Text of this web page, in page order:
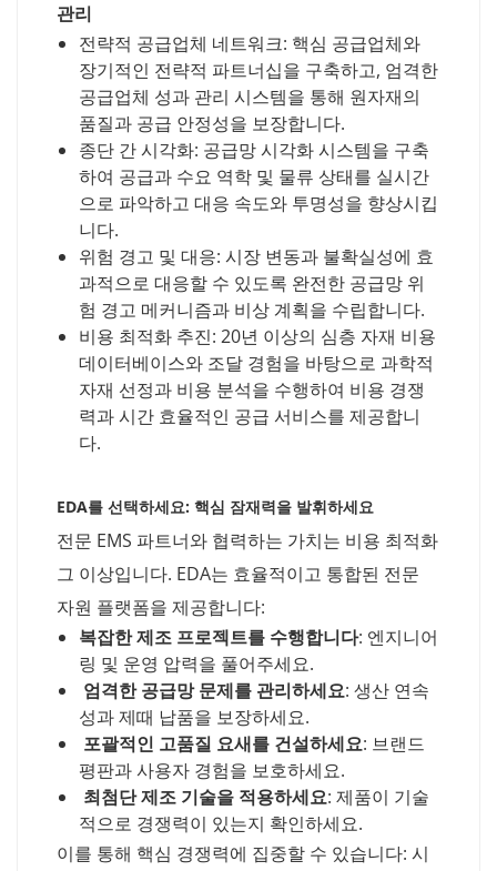
관리
전략적 공급업체 네트워크: 핵심 공급업체와
장기적인 전략적 파트너십을 구축하고, 엄격한
공급업체 성과 관리 시스템을 통해 원자재의
품질과 공급 안정성을 보장합니다.
종단 간 시각화: 공급망 시각화 시스템을 구축
하여 공급과 수요 역학 및 물류 상태를 실시간
으로 파악하고 대응 속도와 투명성을 향상시킵
니다.
위험 경고 및 대응: 시장 변동과 불확실성에 효
과적으로 대응할 수 있도록 완전한 공급망 위
험 경고 메커니즘과 비상 계획을 수립합니다.
비용 최적화 추진: 20년 이상의 심층 자재 비용
데이터베이스와 조달 경험을 바탕으로 과학적
자재 선정과 비용 분석을 수행하여 비용 경쟁
력과 시간 효율적인 공급 서비스를 제공합니
다.
EDA를 선택하세요: 핵심 잠재력을 발휘하세요
전문 EMS 파트너와 협력하는 가치는 비용 최적화
그 이상입니다. EDA는 효율적이고 통합된 전문
자원 플랫폼을 제공합니다:
복잡한 제조 프로젝트를 수행합니다: 엔지니어
링 및 운영 압력을 풀어주세요.
엄격한 공급망 문제를 관리하세요: 생산 연속
성과 제때 납품을 보장하세요.
포괄적인 고품질 요새를 건설하세요: 브랜드
평판과 사용자 경험을 보호하세요.
최첨단 제조 기술을 적용하세요: 제품이 기술
적으로 경쟁력이 있는지 확인하세요.
이를 통해 핵심 경쟁력에 집중할 수 있습니다: 시